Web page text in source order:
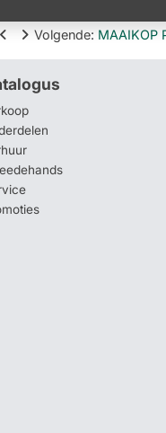
Volgende: MAAIKOP